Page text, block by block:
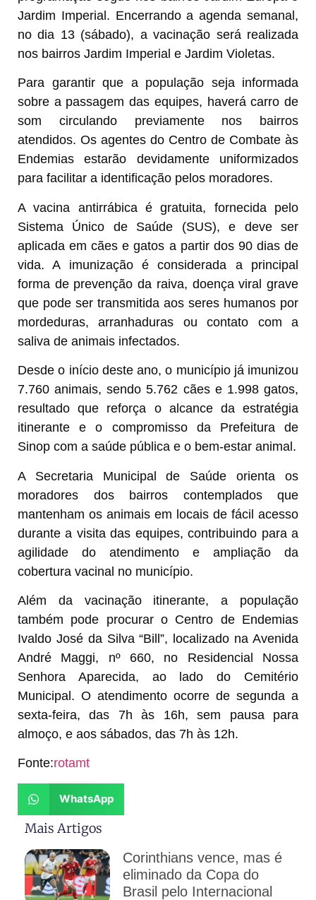
Jardim Imperial. Encerrando a agenda semanal,
no dia 13 (sábado), a vacinação será realizada
nos bairros Jardim Imperial e Jardim Violetas.
Para garantir que a população seja informada
sobre a passagem das equipes, haverá carro de
som circulando previamente nos bairros
atendidos. Os agentes do Centro de Combate às
Endemias estarão devidamente uniformizados
para facilitar a identificação pelos moradores.
A vacina antirrábica é gratuita, fornecida pelo
Sistema Único de Saúde (SUS), e deve ser
aplicada em cães e gatos a partir dos 90 dias de
vida. A imunização é considerada a principal
forma de prevenção da raiva, doença viral grave
que pode ser transmitida aos seres humanos por
mordeduras, arranhaduras ou contato com a
saliva de animais infectados.
Desde o início deste ano, o município já imunizou
7.760 animais, sendo 5.762 cães e 1.998 gatos,
resultado que reforça o alcance da estratégia
itinerante e o compromisso da Prefeitura de
Sinop com a saúde pública e o bem-estar animal.
A Secretaria Municipal de Saúde orienta os
moradores dos bairros contemplados que
mantenham os animais em locais de fácil acesso
durante a visita das equipes, contribuindo para a
agilidade do atendimento e ampliação da
cobertura vacinal no município.
Além da vacinação itinerante, a população
também pode procurar o Centro de Endemias
Ivaldo José da Silva “Bill”, localizado na Avenida
André Maggi, nº 660, no Residencial Nossa
Senhora Aparecida, ao lado do Cemitério
Municipal. O atendimento ocorre de segunda a
sexta-feira, das 7h às 16h, sem pausa para
almoço, e aos sábados, das 7h às 12h.
Fonte:rotamt
WhatsApp
Mais Artigos
Corinthians vence, mas é
eliminado da Copa do
Brasil pelo Internacional